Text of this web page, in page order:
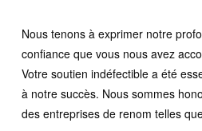
Nous tenons à exprimer notre
confiance que vous nous avez
Votre soutien indéfectible a été
à notre succès. Nous sommes
des entreprises de renom telles